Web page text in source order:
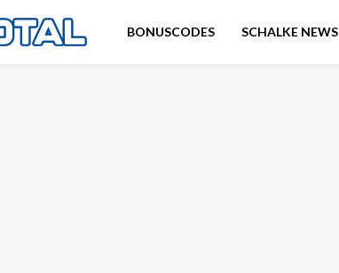
BONUSCODES SCHALKE NEWS